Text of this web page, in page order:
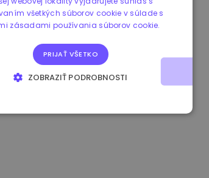
€ +2.60% 3.2B €
všetkých súborov cookie v súlade s
zásadami používania súborov cookie.
PRIJAŤ VŠETKO
ZOBRAZIŤ PODROBNOSTI